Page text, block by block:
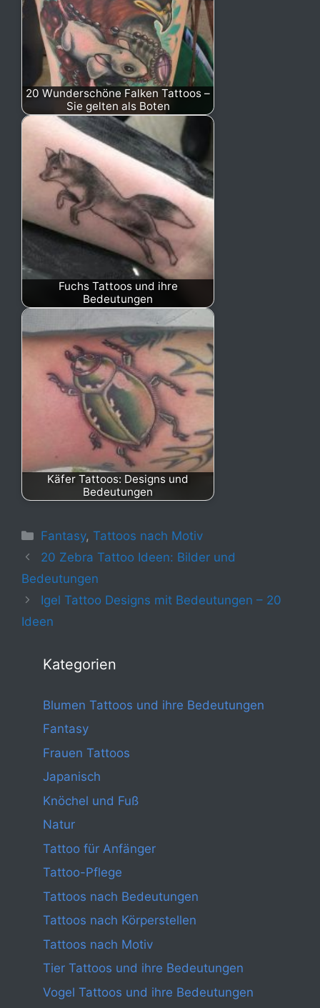
20 Wunderschöne Falken Tattoos –
Sie gelten als Boten
Fuchs Tattoos und ihre
Bedeutungen
Käfer Tattoos: Designs und
Bedeutungen
Kategorien
Fantasy, Tattoos nach Motiv
20 Zebra Tattoo Ideen: Bilder und
Bedeutungen
Igel Tattoo Designs mit Bedeutungen – 20
Ideen
Kategorien
Blumen Tattoos und ihre Bedeutungen
Fantasy
Frauen Tattoos
Japanisch
Knöchel und Fuß
Natur
Tattoo für Anfänger
Tattoo-Pflege
Tattoos nach Bedeutungen
Tattoos nach Körperstellen
Tattoos nach Motiv
Tier Tattoos und ihre Bedeutungen
Vogel Tattoos und ihre Bedeutungen